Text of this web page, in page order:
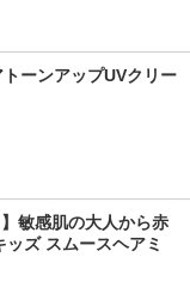
トーンアップUVクリー
敏感肌の大人から赤
ズ スムースヘアミ